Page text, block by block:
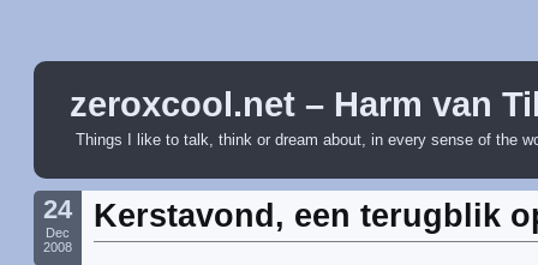
zeroxcool.net – Harm van
Things I like to talk, think or dream about, in every sense of the
24
Dec
2008
Kerstavond, een terugblik